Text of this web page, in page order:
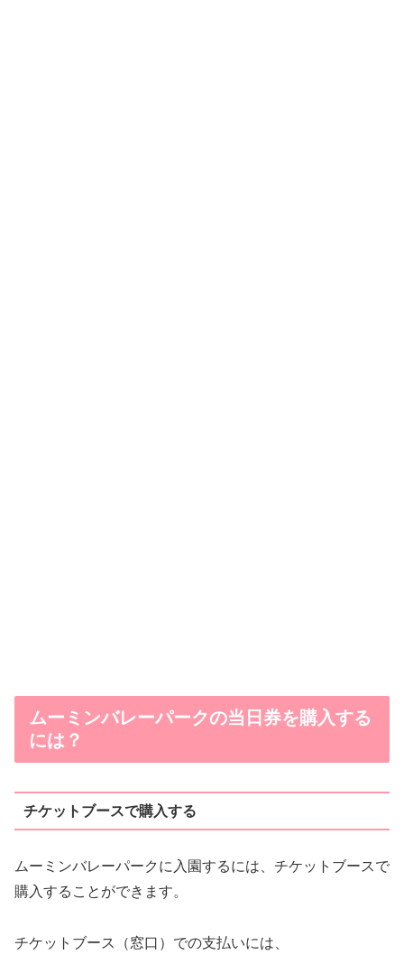
ムーミンバレーパークの当日券を購入する
には？
チケットブースで購入する
ムーミンバレーパークに入園するには、チケットブースで
購入することができます。
チケットブース（窓口）での支払いには、